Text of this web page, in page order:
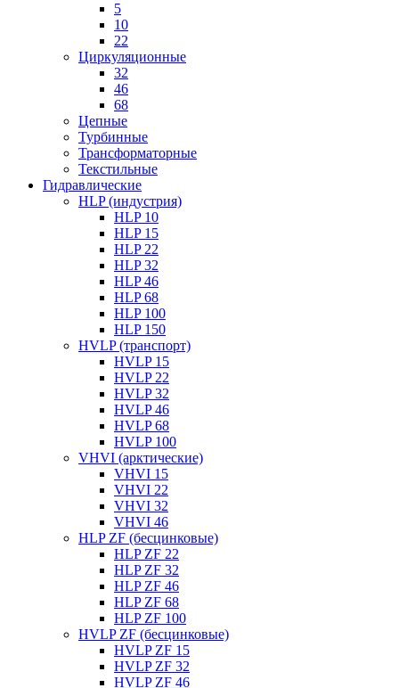
5
10
22
Циркуляционные
32
46
68
Цепные
Турбинные
Трансформаторные
Текстильные
Гидравлические
HLP (индустрия)
HLP 10
HLP 15
HLP 22
HLP 32
HLP 46
HLP 68
HLP 100
HLP 150
HVLP (транспорт)
HVLP 15
HVLP 22
HVLP 32
HVLP 46
HVLP 68
HVLP 100
VHVI (арктические)
VHVI 15
VHVI 22
VHVI 32
VHVI 46
HLP ZF (бесцинковые)
HLP ZF 22
HLP ZF 32
HLP ZF 46
HLP ZF 68
HLP ZF 100
HVLP ZF (бесцинковые)
HVLP ZF 15
HVLP ZF 32
HVLP ZF 46